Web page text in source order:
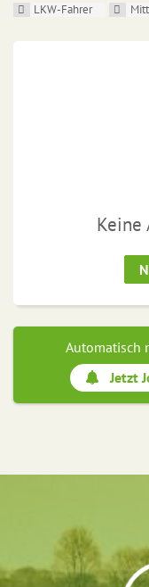
LKW-Fahrer
Keine
Automatisch
Jetzt